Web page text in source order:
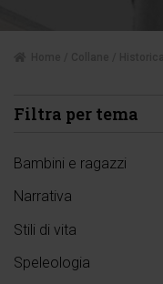
Filtra per tema
Bambini e ragazzi
Narrativa
Stili di vita
Speleologia